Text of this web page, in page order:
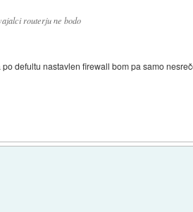
routerju ne bodo
defultu nastavlen firewall bom pa samo